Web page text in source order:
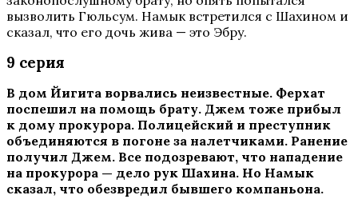
вызволить Гюльсум. Намык встретился с Шахином и
сказал, что его дочь жива — это Эбру.
9 серия
В дом Йигита ворвались неизвестные. Ферхат
поспешил на помощь брату. Джем тоже прибыл
к дому прокурора. Полицейский и преступник
объединяются в погоне за налетчиками. Ранение
получил Джем. Все подозревают, что нападение
на прокурора — дело рук Шахина. Но Намык
сказал, что обезвредил бывшего компаньона.